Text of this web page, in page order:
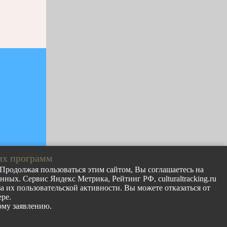
программ
пользоваться этим сайтом, Вы соглашаетесь на
Сервис Яндекс Метрика, Рейтинг РФ, culturaltracking.ru
пользовательской активности. Вы можете отказаться от
заявлению.
с сайта